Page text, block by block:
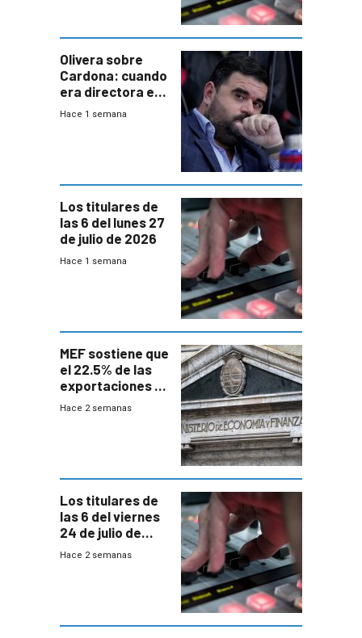
Olivera sobre
Cardona: cuando
era directora en
UTE “no era muy
Hace 1 semana
Los titulares de
las 6 del lunes 27
de julio de 2026
Hace 1 semana
MEF sostiene que
el 22.5% de las
exportaciones a
EE.UU se verán
Hace 2 semanas
Los titulares de
las 6 del viernes
24 de julio de
2026
Hace 2 semanas